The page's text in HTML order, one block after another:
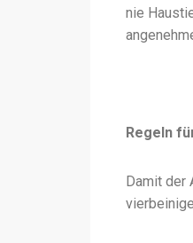
nie
Regeln
Damit der